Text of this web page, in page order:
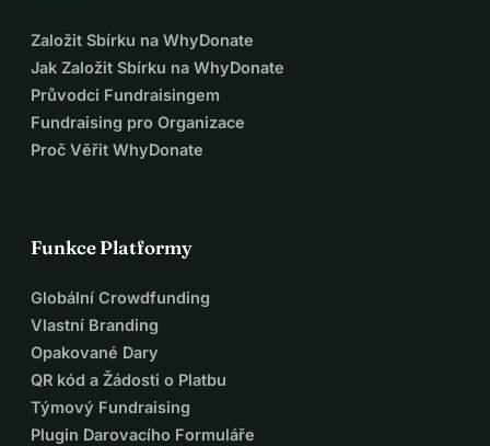
Založit Sbírku na WhyDonate
Jak Založit Sbírku na WhyDonate
Průvodci Fundraisingem
Fundraising pro Organizace
Proč Věřit WhyDonate
Funkce Platformy
Globální Crowdfunding
Vlastní Branding
Opakované Dary
QR kód a Žádosti o Platbu
Týmový Fundraising
Plugin Darovacího Formuláře